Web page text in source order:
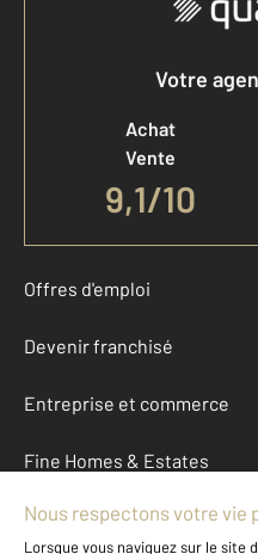
Votre
Achat
Vente
9,1/10
Offres d'emploi
Devenir franchisé
Entreprise et commerce
Fine Homes & Estates
À propos